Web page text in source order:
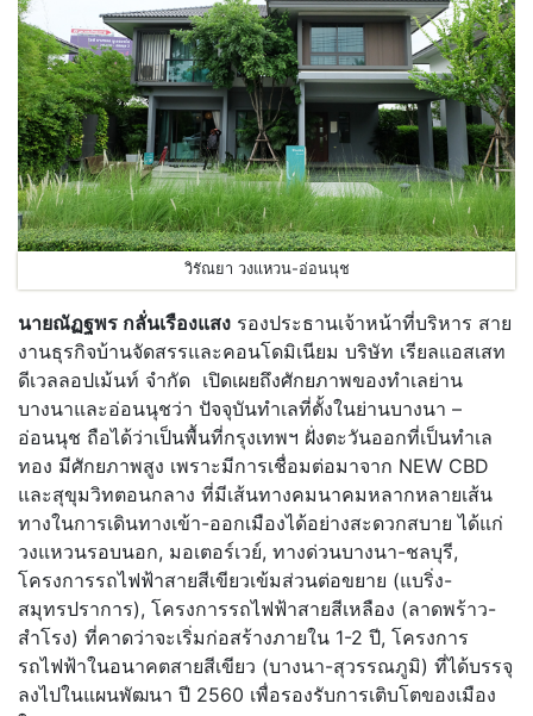
วิรัณยา วงแหวน-อ่อนนุช
นายณัฏฐพร กลั่นเรืองแสง รองประธานเจ้าหน้าที่บริหาร สาย
งานธุรกิจบ้านจัดสรรและคอนโดมิเนียม บริษัท เรียลแอสเสท
ดีเวลลอปเม้นท์ จำกัด เปิดเผยถึงศักยภาพของทำเลย่าน
บางนาและอ่อนนุชว่า ปัจจุบันทำเลที่ตั้งในย่านบางนา –
อ่อนนุช ถือได้ว่าเป็นพื้นที่กรุงเทพฯ ฝั่งตะวันออกที่เป็นทำเล
ทอง มีศักยภาพสูง เพราะมีการเชื่อมต่อมาจาก NEW CBD
และสุขุมวิทตอนกลาง ที่มีเส้นทางคมนาคมหลากหลายเส้น
ทางในการเดินทางเข้า-ออกเมืองได้อย่างสะดวกสบาย ได้แก่
วงแหวนรอบนอก, มอเตอร์เวย์, ทางด่วนบางนา-ชลบุรี,
โครงการรถไฟฟ้าสายสีเขียวเข้มส่วนต่อขยาย (แบริ่ง-
สมุทรปราการ), โครงการรถไฟฟ้าสายสีเหลือง (ลาดพร้าว-
สำโรง) ที่คาดว่าจะเริ่มก่อสร้างภายใน 1-2 ปี, โครงการ
รถไฟฟ้าในอนาคตสายสีเขียว (บางนา-สุวรรณภูมิ) ที่ได้บรรจุ
ลงไปในแผนพัฒนา ปี 2560 เพื่อรองรับการเติบโตของเมือง